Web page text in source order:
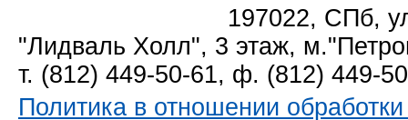
197022, СПб,
"Лидваль Холл", 3 этаж,
т. (812) 449-50-61, ф. (812) 449-
Политика в отношении